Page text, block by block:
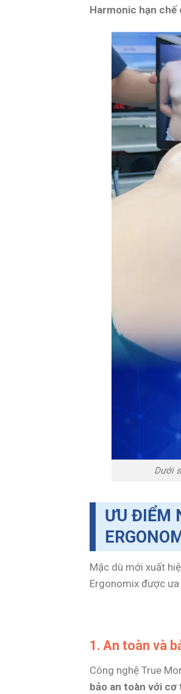
Harmonic hạn chế
Dưới
ƯU ĐIỂM
Mặc dù mới xuất
Ergonomix được
1. An toàn và
Công nghệ True
bảo an toàn với cơ